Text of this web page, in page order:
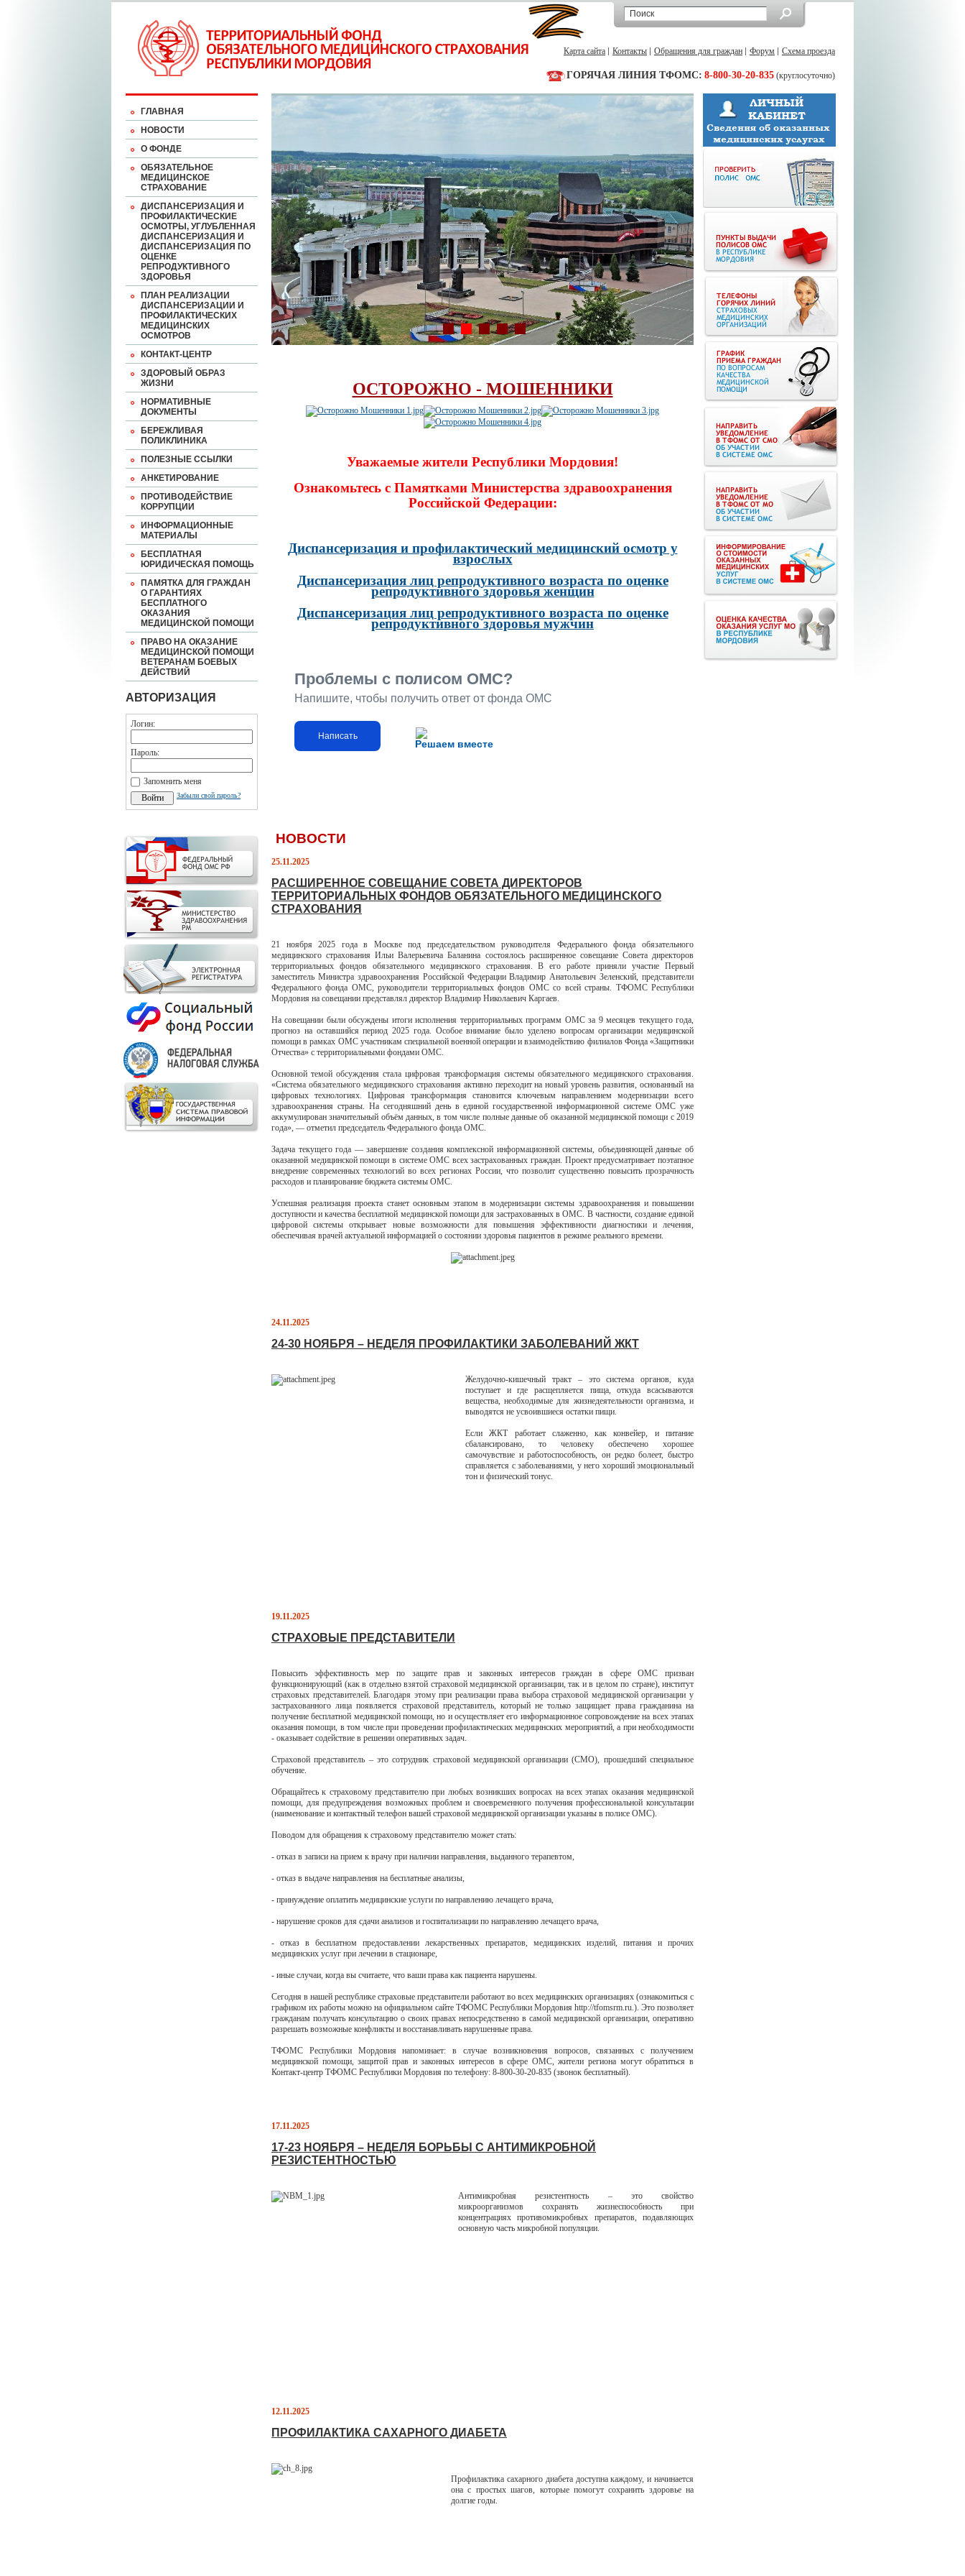
Карта сайта Контакты Обращения для граждан Форум Схема проезда
ГОРЯЧАЯ ЛИНИЯ ТФОМС: 8-800-30-20-835 (круглосуточно)
ГЛАВНАЯ
НОВОСТИ
О ФОНДЕ
ОБЯЗАТЕЛЬНОЕ
МЕДИЦИНСКОЕ
СТРАХОВАНИЕ
ДИСПАНСЕРИЗАЦИЯ И
ПРОФИЛАКТИЧЕСКИЕ
ОСМОТРЫ, УГЛУБЛЕННАЯ
ДИСПАНСЕРИЗАЦИЯ И
ДИСПАНСЕРИЗАЦИЯ ПО
ОЦЕНКЕ
РЕПРОДУКТИВНОГО
ЗДОРОВЬЯ
ПЛАН РЕАЛИЗАЦИИ
ДИСПАНСЕРИЗАЦИИ И
ПРОФИЛАКТИЧЕСКИХ
МЕДИЦИНСКИХ
ОСМОТРОВ
КОНТАКТ-ЦЕНТР
ЗДОРОВЫЙ ОБРАЗ
ЖИЗНИ
НОРМАТИВНЫЕ
ДОКУМЕНТЫ
БЕРЕЖЛИВАЯ
ПОЛИКЛИНИКА
ПОЛЕЗНЫЕ ССЫЛКИ
АНКЕТИРОВАНИЕ
ПРОТИВОДЕЙСТВИЕ
КОРРУПЦИИ
ИНФОРМАЦИОННЫЕ
МАТЕРИАЛЫ
БЕСПЛАТНАЯ
ЮРИДИЧЕСКАЯ ПОМОЩЬ
ПАМЯТКА ДЛЯ ГРАЖДАН
О ГАРАНТИЯХ
БЕСПЛАТНОГО
ОКАЗАНИЯ
МЕДИЦИНСКОЙ ПОМОЩИ
ПРАВО НА ОКАЗАНИЕ
МЕДИЦИНСКОЙ ПОМОЩИ
ВЕТЕРАНАМ БОЕВЫХ
ДЕЙСТВИЙ
АВТОРИЗАЦИЯ
Логин:
Пароль:
Запомнить меня
Забыли свой пароль?
ОСТОРОЖНО - МОШЕННИКИ
Уважаемые жители Республики Мордовия!
Ознакомьтесь с Памятками Министерства здравоохранения
Российской Федерации:
Диспансеризация и профилактический медицинский осмотр у
взрослых
Диспансеризация лиц репродуктивного возраста по оценке
репродуктивного здоровья женщин
Диспансеризация лиц репродуктивного возраста по оценке
репродуктивного здоровья мужчин
Решаем вместе
Проблемы с полисом ОМС?
Напишите, чтобы получить ответ от фонда ОМС
Написать
НОВОСТИ
25.11.2025
РАСШИРЕННОЕ СОВЕЩАНИЕ СОВЕТА ДИРЕКТОРОВ
ТЕРРИТОРИАЛЬНЫХ ФОНДОВ ОБЯЗАТЕЛЬНОГО МЕДИЦИНСКОГО
СТРАХОВАНИЯ
21 ноября 2025 года в Москве под председательством руководителя Федерального фонда обязательного
медицинского страхования Ильи Валерьевича Баланина состоялось расширенное совещание Совета директоров
территориальных фондов обязательного медицинского страхования. В его работе приняли участие Первый
заместитель Министра здравоохранения Российской Федерации Владимир Анатольевич Зеленский, представители
Федерального фонда ОМС, руководители территориальных фондов ОМС со всей страны. ТФОМС Республики
Мордовия на совещании представлял директор Владимир Николаевич Каргаев.
На совещании были обсуждены итоги исполнения территориальных программ ОМС за 9 месяцев текущего года,
прогноз на оставшийся период 2025 года. Особое внимание было уделено вопросам организации медицинской
помощи в рамках ОМС участникам специальной военной операции и взаимодействию филиалов Фонда «Защитники
Отчества» с территориальными фондами ОМС.
Основной темой обсуждения стала цифровая трансформация системы обязательного медицинского страхования.
«Система обязательного медицинского страхования активно переходит на новый уровень развития, основанный на
цифровых технологиях. Цифровая трансформация становится ключевым направлением модернизации всего
здравоохранения страны. На сегодняшний день в единой государственной информационной системе ОМС уже
аккумулирован значительный объём данных, в том числе полные данные об оказанной медицинской помощи с 2019
года», — отметил председатель Федерального фонда ОМС.
Задача текущего года — завершение создания комплексной информационной системы, объединяющей данные об
оказанной медицинской помощи в системе ОМС всех застрахованных граждан. Проект предусматривает поэтапное
внедрение современных технологий во всех регионах России, что позволит существенно повысить прозрачность
расходов и планирование бюджета системы ОМС.
Успешная реализация проекта станет основным этапом в модернизации системы здравоохранения и повышении
доступности и качества бесплатной медицинской помощи для застрахованных в ОМС. В частности, создание единой
цифровой системы открывает новые возможности для повышения эффективности диагностики и лечения,
обеспечивая врачей актуальной информацией о состоянии здоровья пациентов в режиме реального времени.
24.11.2025
24-30 НОЯБРЯ – НЕДЕЛЯ ПРОФИЛАКТИКИ ЗАБОЛЕВАНИЙ ЖКТ
Желудочно-кишечный тракт – это система органов, куда
поступает и где расщепляется пища, откуда всасываются
вещества, необходимые для жизнедеятельности организма, и
выводятся не усвоившиеся остатки пищи.
Если ЖКТ работает слаженно, как конвейер, и питание
сбалансировано, то человеку обеспечено хорошее
самочувствие и работоспособность, он редко болеет, быстро
справляется с заболеваниями, у него хороший эмоциональный
тон и физический тонус.
19.11.2025
СТРАХОВЫЕ ПРЕДСТАВИТЕЛИ
Повысить эффективность мер по защите прав и законных интересов граждан в сфере ОМС призван
функционирующий (как в отдельно взятой страховой медицинской организации, так и в целом по стране), институт
страховых представителей. Благодаря этому при реализации права выбора страховой медицинской организации у
застрахованного лица появляется страховой представитель, который не только защищает права гражданина на
получение бесплатной медицинской помощи, но и осуществляет его информационное сопровождение на всех этапах
оказания помощи, в том числе при проведении профилактических медицинских мероприятий, а при необходимости
- оказывает содействие в решении оперативных задач.
Страховой представитель – это сотрудник страховой медицинской организации (СМО), прошедший специальное
обучение.
Обращайтесь к страховому представителю при любых возникших вопросах на всех этапах оказания медицинской
помощи, для предупреждения возможных проблем и своевременного получения профессиональной консультации
(наименование и контактный телефон вашей страховой медицинской организации указаны в полисе ОМС).
Поводом для обращения к страховому представителю может стать:
- отказ в записи на прием к врачу при наличии направления, выданного терапевтом,
- отказ в выдаче направления на бесплатные анализы,
- принуждение оплатить медицинские услуги по направлению лечащего врача,
- нарушение сроков для сдачи анализов и госпитализации по направлению лечащего врача,
- отказ в бесплатном предоставлении лекарственных препаратов, медицинских изделий, питания и прочих
медицинских услуг при лечении в стационаре,
- иные случаи, когда вы считаете, что ваши права как пациента нарушены.
Сегодня в нашей республике страховые представители работают во всех медицинских организациях (ознакомиться с
графиком их работы можно на официальном сайте ТФОМС Республики Мордовия http://tfomsrm.ru.). Это позволяет
гражданам получать консультацию о своих правах непосредственно в самой медицинской организации, оперативно
разрешать возможные конфликты и восстанавливать нарушенные права.
ТФОМС Республики Мордовия напоминает: в случае возникновения вопросов, связанных с получением
медицинской помощи, защитой прав и законных интересов в сфере ОМС, жители региона могут обратиться в
Контакт-центр ТФОМС Республики Мордовия по телефону: 8-800-30-20-835 (звонок бесплатный).
17.11.2025
17-23 НОЯБРЯ – НЕДЕЛЯ БОРЬБЫ С АНТИМИКРОБНОЙ
РЕЗИСТЕНТНОСТЬЮ
Антимикробная резистентность – это свойство
микроорганизмов сохранять жизнеспособность при
концентрациях противомикробных препаратов, подавляющих
основную часть микробной популяции.
12.11.2025
ПРОФИЛАКТИКА САХАРНОГО ДИАБЕТА
Профилактика сахарного диабета доступна каждому, и начинается
она с простых шагов, которые помогут сохранить здоровье на
долгие годы.